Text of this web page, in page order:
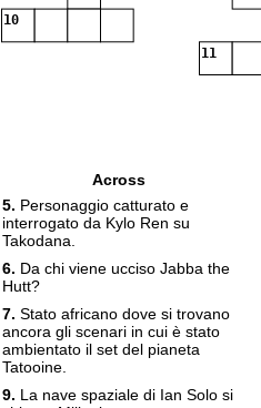
10
11
Across
5. Personaggio catturato e
interrogato da Kylo Ren su
Takodana.
6. Da chi viene ucciso Jabba the
Hutt?
7. Stato africano dove si trovano
ancora gli scenari in cui è stato
ambientato il set del pianeta
Tatooine.
9. La nave spaziale di Ian Solo si